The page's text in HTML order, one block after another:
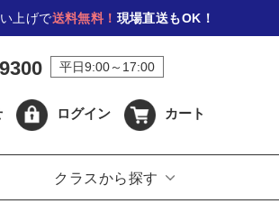
上げで送料無料！ 現場直送もOK！
平日9:00～17:00
ログイン カート
クラスから探す